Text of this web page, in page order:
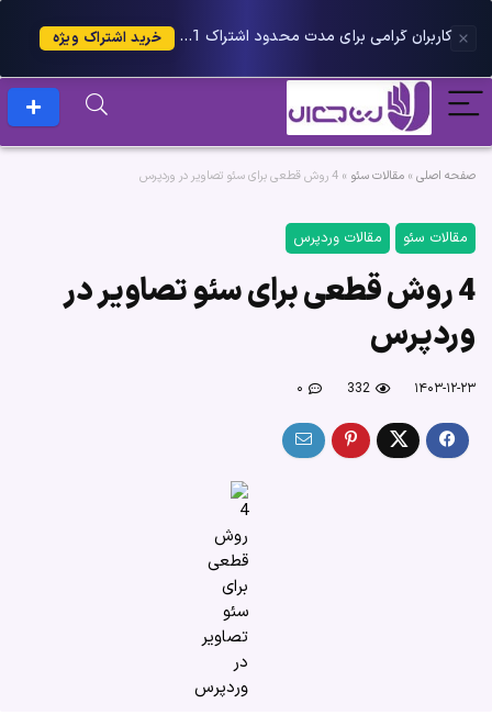
کاربران گرامی برای مدت محدود اشتراک 1 ساله پلاس را می توانید با 25 درصد تخفیف دریافت کنید. خرید اشتراک ویژه
صفحه اصلی » مقالات سئو » 4 روش قطعی برای سئو تصاویر در وردپرس
مقالات سئو مقالات وردپرس
4 روش قطعی برای سئو تصاویر در
وردپرس
۱۴۰۳-۱۲-۲۳ 332 ۰